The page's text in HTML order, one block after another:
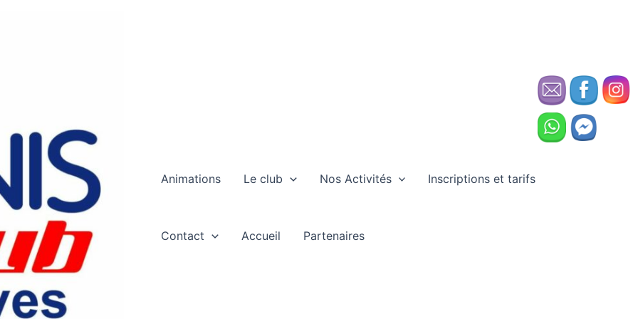
Animations Le club Nos Activités Inscriptions et tarifs
Contact Accueil Partenaires